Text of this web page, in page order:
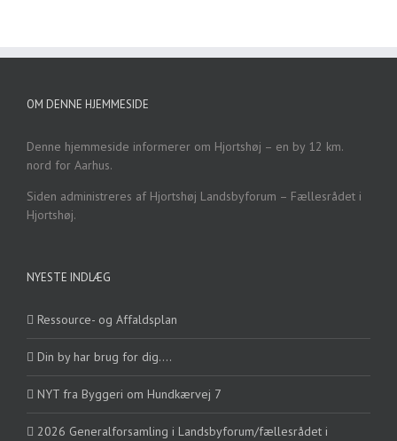
OM DENNE HJEMMESIDE
Denne hjemmeside informerer om Hjortshøj – en by 12 km.
nord for Aarhus.
Siden administreres af Hjortshøj Landsbyforum – Fællesrådet i
Hjortshøj.
NYESTE INDLÆG
Ressource- og Affaldsplan
Din by har brug for dig….
NYT fra Byggeri om Hundkærvej 7
2026 Generalforsamling i Landsbyforum/fællesrådet i